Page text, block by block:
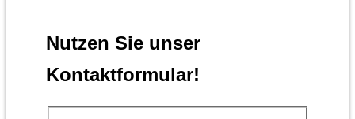
Nutzen Sie unser
Kontaktformular!